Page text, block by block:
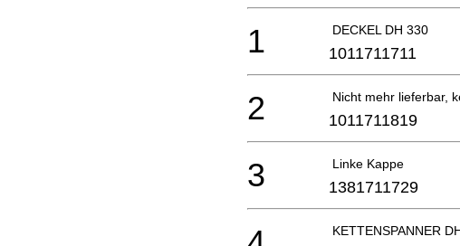
DECKEL DH 330
1 1011711711
Nicht mehr lieferbar,
2 1011711819
Linke Kappe
3 1381711729
KETTENSPANNER